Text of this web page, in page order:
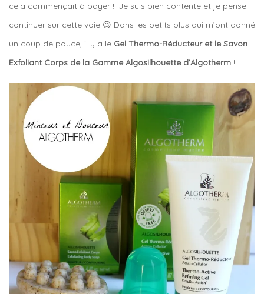
cela commençait à payer !! Je suis bien contente et je pense
continuer sur cette voie 😉 Dans les petits plus qui m’ont donné
un coup de pouce, il y a le Gel Thermo-Réducteur et le Savon
Exfoliant Corps de la Gamme Algosilhouette d’Algotherm !